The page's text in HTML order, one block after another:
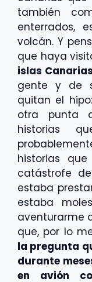
también
enterrados,
volcán. Y
que haya
islas Canarias
gente y de
quitan el
otra punta
historias
historias
catástrofe de
estaba
estaba
aventurarme
que, por lo
la pregunta
durante
en avión